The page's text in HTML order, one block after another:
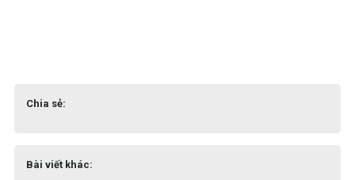
Chia sẻ:
Bài viết khác: